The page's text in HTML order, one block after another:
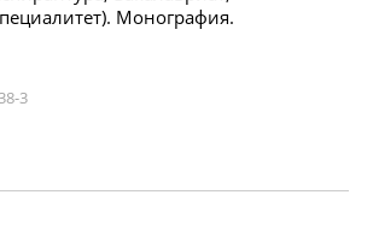
Монография.
3